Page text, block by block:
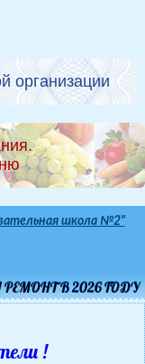
организации
школа №2"
В 2026 ГОДУ
!